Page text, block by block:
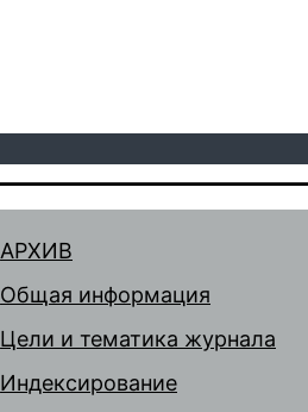
АРХИВ
Общая информация
Цели и тематика журнала
Индексирование